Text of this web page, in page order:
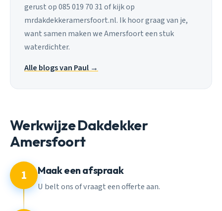
gerust op 085 019 70 31 of kijk op
mrdakdekkeramersfoort.nl. Ik hoor graag van je,
want samen maken we Amersfoort een stuk
waterdichter.
Alle blogs van Paul →
Werkwijze Dakdekker
Amersfoort
1 Maak een afspraak
U belt ons of vraagt een offerte aan.